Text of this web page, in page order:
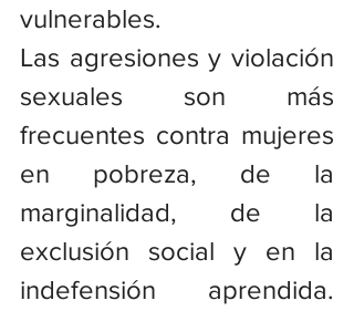
vulnerables.
Las agresiones y violación
sexuales son más
frecuentes contra mujeres
en pobreza, de la
marginalidad, de la
exclusión social y en la
indefensión aprendida.